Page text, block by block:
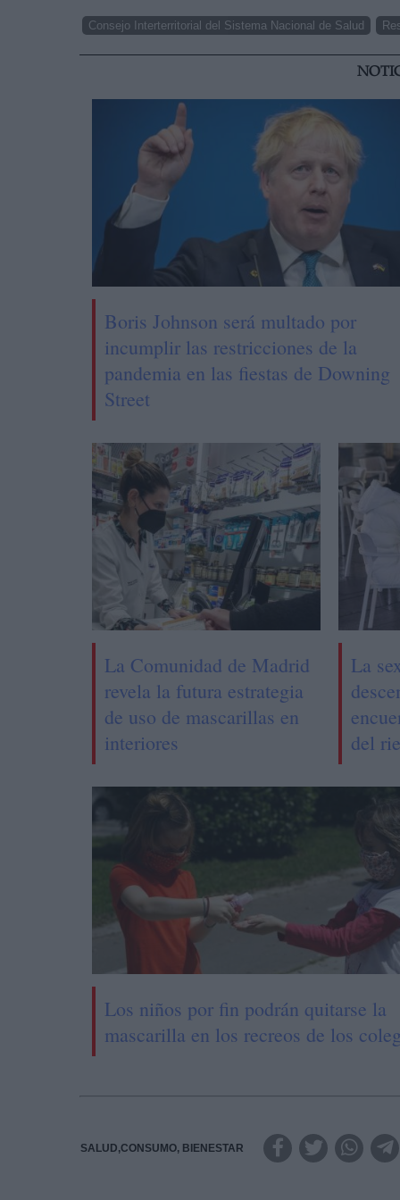
Consejo Interterritorial del Sistema Nacional de Salud
Boris Johnson será multado por
incumplir las restricciones de la
pandemia en las fiestas de Downing
Street
La Comunidad de Madrid
revela la futura estrategia
de uso de mascarillas en
interiores
La
del
Los niños por fin podrán quitarse la
mascarilla en los recreos de los
SALUD,CONSUMO, BIENESTAR